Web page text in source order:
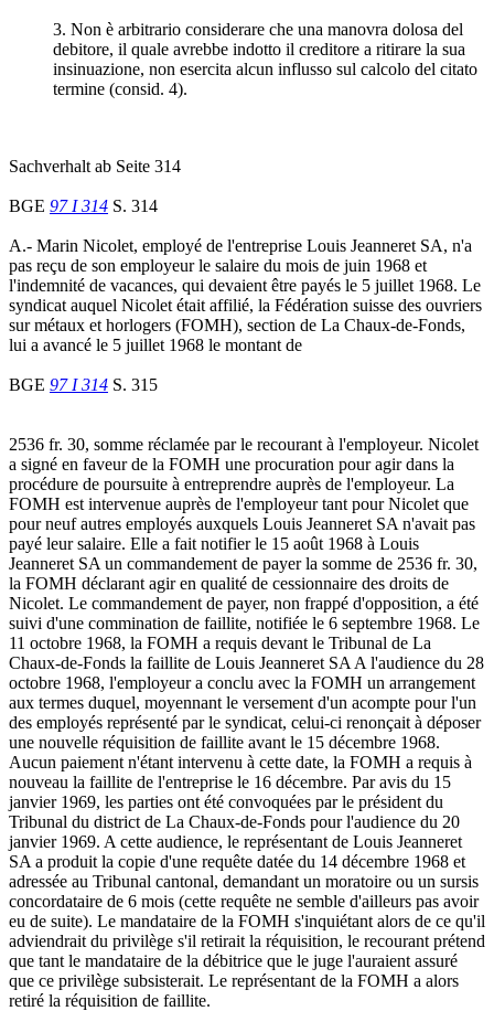
3. Non è arbitrario considerare che una manovra dolosa del
debitore, il quale avrebbe indotto il creditore a ritirare la sua
insinuazione, non esercita alcun influsso sul calcolo del citato
termine (consid. 4).
Sachverhalt ab Seite 314
BGE 97 I 314 S. 314
A.- Marin Nicolet, employé de l'entreprise Louis Jeanneret SA, n'a
pas reçu de son employeur le salaire du mois de juin 1968 et
l'indemnité de vacances, qui devaient être payés le 5 juillet 1968. Le
syndicat auquel Nicolet était affilié, la Fédération suisse des ouvriers
sur métaux et horlogers (FOMH), section de La Chaux-de-Fonds,
lui a avancé le 5 juillet 1968 le montant de
BGE 97 I 314 S. 315
2536 fr. 30, somme réclamée par le recourant à l'employeur. Nicolet
a signé en faveur de la FOMH une procuration pour agir dans la
procédure de poursuite à entreprendre auprès de l'employeur. La
FOMH est intervenue auprès de l'employeur tant pour Nicolet que
pour neuf autres employés auxquels Louis Jeanneret SA n'avait pas
payé leur salaire. Elle a fait notifier le 15 août 1968 à Louis
Jeanneret SA un commandement de payer la somme de 2536 fr. 30,
la FOMH déclarant agir en qualité de cessionnaire des droits de
Nicolet. Le commandement de payer, non frappé d'opposition, a été
suivi d'une commination de faillite, notifiée le 6 septembre 1968. Le
11 octobre 1968, la FOMH a requis devant le Tribunal de La
Chaux-de-Fonds la faillite de Louis Jeanneret SA A l'audience du 28
octobre 1968, l'employeur a conclu avec la FOMH un arrangement
aux termes duquel, moyennant le versement d'un acompte pour l'un
des employés représenté par le syndicat, celui-ci renonçait à déposer
une nouvelle réquisition de faillite avant le 15 décembre 1968.
Aucun paiement n'étant intervenu à cette date, la FOMH a requis à
nouveau la faillite de l'entreprise le 16 décembre. Par avis du 15
janvier 1969, les parties ont été convoquées par le président du
Tribunal du district de La Chaux-de-Fonds pour l'audience du 20
janvier 1969. A cette audience, le représentant de Louis Jeanneret
SA a produit la copie d'une requête datée du 14 décembre 1968 et
adressée au Tribunal cantonal, demandant un moratoire ou un sursis
concordataire de 6 mois (cette requête ne semble d'ailleurs pas avoir
eu de suite). Le mandataire de la FOMH s'inquiétant alors de ce qu'il
adviendrait du privilège s'il retirait la réquisition, le recourant prétend
que tant le mandataire de la débitrice que le juge l'auraient assuré
que ce privilège subsisterait. Le représentant de la FOMH a alors
retiré la réquisition de faillite.